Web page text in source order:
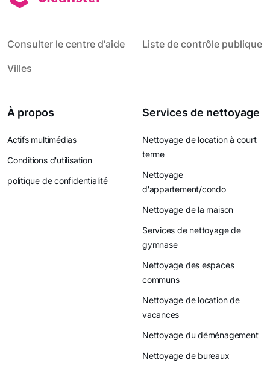
Consulter le centre d'aide
Liste de contrôle publique
Villes
À propos
Actifs multimédias
Conditions d'utilisation
politique de confidentialité
Services de nettoyage
Nettoyage de location à court
terme
Nettoyage
d'appartement/condo
Nettoyage de la maison
Services de nettoyage de
gymnase
Nettoyage des espaces
communs
Nettoyage de location de
vacances
Nettoyage du déménagement
Nettoyage de bureaux